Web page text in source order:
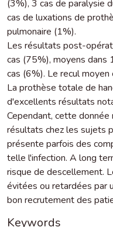
(3%), 3 cas de paralysie
cas de luxations de
pulmonaire (1%).
Les résultats post-
cas (75%), moyens dans
cas (6%). Le recul
La prothèse totale de
d'excellents résultats
Cependant, cette
résultats chez les sujets
présente parfois des
telle l'infection. A long
risque de descellement.
évitées ou retardées par
bon recrutement des
Keywords